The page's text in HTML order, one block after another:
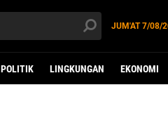
JUM'AT7/08/
POLITIK LINGKUNGAN EKONOMI